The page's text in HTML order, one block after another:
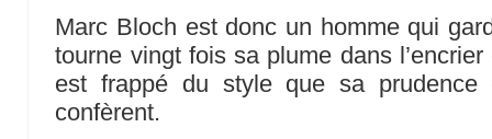
Marc Bloch est donc un homme qui
tourne vingt fois sa plume dans
est frappé du style que sa
confèrent.